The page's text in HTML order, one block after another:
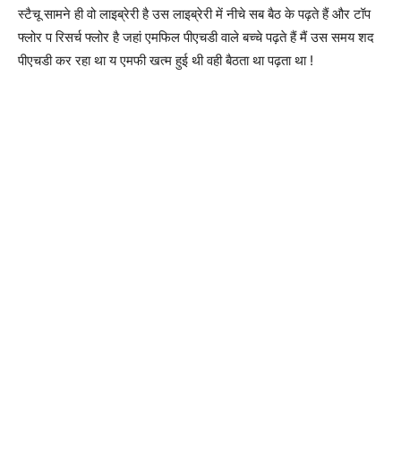
स्टैचू सामने ही वो लाइब्रेरी है उस लाइब्रेरी में नीचे सब बैठ के पढ़ते हैं और टॉप
फ्लोर प रिसर्च फ्लोर है जहां एमफिल पीएचडी वाले बच्चे पढ़ते हैं मैं उस समय शद
पीएचडी कर रहा था य एमफी खत्म हुई थी वही बैठता था पढ़ता था !